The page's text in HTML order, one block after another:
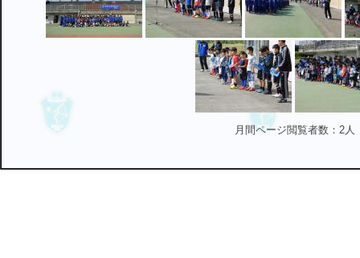
月間ページ閲覧者数：2人